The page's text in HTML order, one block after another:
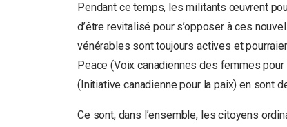
Pendant ce temps, les militants œuvrent
d’être revitalisé pour s’opposer à ces
vénérables sont toujours actives et
Peace (Voix canadiennes des femmes
(Initiative canadienne pour la paix) en sont
Ce sont, dans l’ensemble, les citoyens